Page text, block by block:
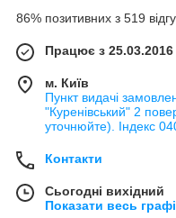
86% позитивних з 519
Працює з 25.03.2016
м. Київ
Пункт видачі
"Куренівський" 2
уточнюйте). Індекс
Контакти
Сьогодні вихідний
Показати весь